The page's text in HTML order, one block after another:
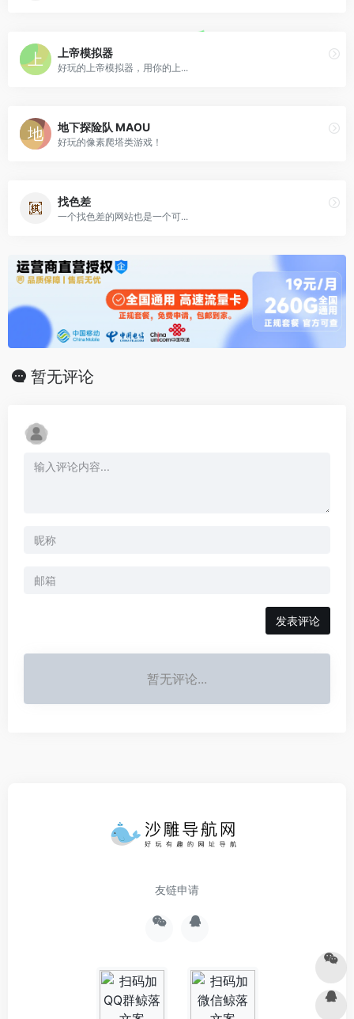
上帝模拟器
好玩的上帝模拟器，用你的上...
地下探险队 MAOU
好玩的像素爬塔类游戏！
找色差
一个找色差的网站也是一个可...
暂无评论
发表评论
暂无评论...
友链申请